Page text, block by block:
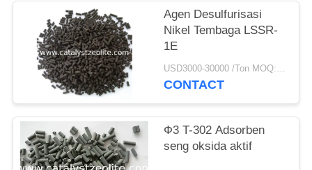
Agen Desulfurisasi
Nikel Tembaga LSSR-
1E
USD3000-30000 /Ton MOQ:1 KG
CONTACT
Ф3 T-302 Adsorben
seng oksida aktif